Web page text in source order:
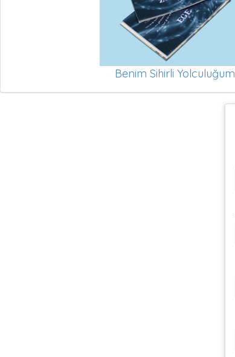
Benim Sihirli Yolculuğum